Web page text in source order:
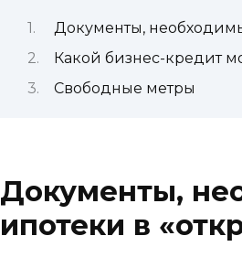
Документы,
Какой бизнес-кредит
Свободные метры
Документы,
ипотеки в